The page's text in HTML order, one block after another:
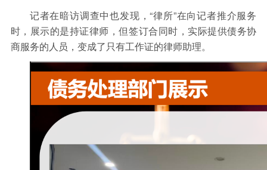
记者在暗访调查中也发现，“律所”在向记者推介服务
时，展示的是持证律师，但签订合同时，实际提供债务协
商服务的人员，变成了只有工作证的律师助理。